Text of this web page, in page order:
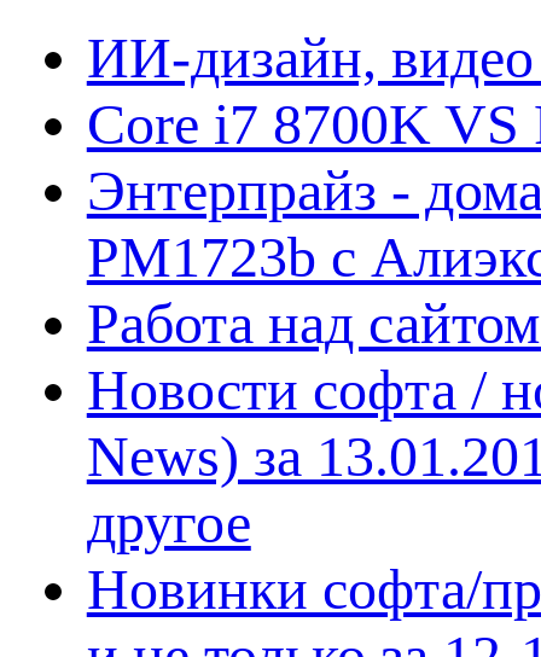
ИИ-дизайн,
Core i7 8700K VS
Энтерпрайз -
PM1723b с
Работа над
Новости софта /
News) за
другое
Новинки софта/